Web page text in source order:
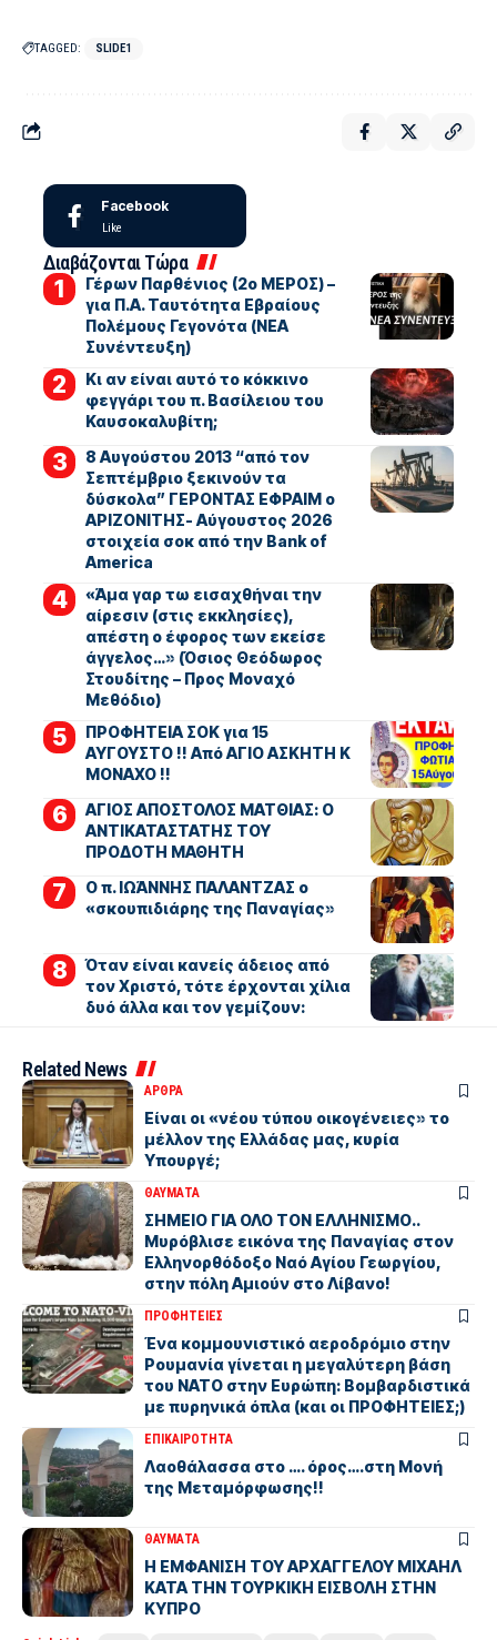
TAGGED: SLIDE1
Facebook
Like
Διαβάζονται Τώρα
Γέρων Παρθένιος (2ο ΜΕΡΟΣ) –
για Π.Α. Ταυτότητα Εβραίους
Πολέμους Γεγονότα (ΝΕΑ
Συνέντευξη)
Κι αν είναι αυτό το κόκκινο
φεγγάρι του π. Βασίλειου του
Καυσοκαλυβίτη;
8 Αυγούστου 2013 “από τον
Σεπτέμβριο ξεκινούν τα
δύσκολα” ΓΕΡΟΝΤΑΣ ΕΦΡΑΙΜ ο
ΑΡΙΖΟΝΙΤΗΣ- Αύγουστος 2026
στοιχεία σοκ από την Bank of
America
«Άμα γαρ τω εισαχθήναι την
αίρεσιν (στις εκκλησίες),
απέστη ο έφορος των εκείσε
άγγελος…» (Όσιος Θεόδωρος
Στουδίτης – Προς Μοναχό
Μεθόδιο)
ΠΡΟΦΗΤΕΙΑ ΣΟΚ για 15
ΑΥΓΟΥΣΤΟ !! Από ΑΓΙΟ ΑΣΚΗΤΗ Κ
ΜΟΝΑΧΟ !!
ΑΓΙΟΣ ΑΠΟΣΤΟΛΟΣ ΜΑΤΘΙΑΣ: Ο
ΑΝΤΙΚΑΤΑΣΤΑΤΗΣ ΤΟΥ
ΠΡΟΔΟΤΗ ΜΑΘΗΤΗ
Ο π. ΙΩΆΝΝΗΣ ΠΑΛΑΝΤΖΑΣ ο
«σκουπιδιάρης της Παναγίας»
Όταν είναι κανείς άδειος από
τον Χριστό, τότε έρχονται χίλια
δυό άλλα και τον γεμίζουν:
Related News
ΑΡΘΡΑ
Είναι οι «νέου τύπου οικογένειες» το
μέλλον της Ελλάδας μας, κυρία
Υπουργέ;
ΘΑΥΜΑΤΑ
ΣΗΜΕΙΟ ΓΙΑ ΟΛΟ ΤΟΝ ΕΛΛΗΝΙΣΜΟ..
Μυρόβλισε εικόνα της Παναγίας στον
Ελληνορθόδοξο Ναό Αγίου Γεωργίου,
στην πόλη Αμιούν στο Λίβανο!
ΠΡΟΦΗΤΕΙΕΣ
Ένα κομμουνιστικό αεροδρόμιο στην
Ρουμανία γίνεται η μεγαλύτερη βάση
του ΝΑΤΟ στην Ευρώπη: Βομβαρδιστικά
με πυρηνικά όπλα (και οι ΠΡΟΦΗΤΕΙΕΣ;)
ΕΠΙΚΑΙΡΟΤΗΤΑ
Λαοθάλασσα στο …. όρος….στη Μονή
της Μεταμόρφωσης!!
ΘΑΥΜΑΤΑ
Η ΕΜΦΑΝΙΣΗ ΤΟΥ ΑΡΧΑΓΓΕΛΟΥ ΜΙΧΑΗΛ
ΚΑΤΑ ΤΗΝ ΤΟΥΡΚΙΚΗ ΕΙΣΒΟΛΗ ΣΤΗΝ
ΚΥΠΡΟ